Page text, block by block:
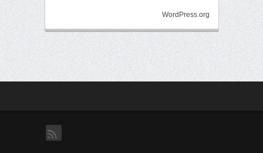
WordPress.org